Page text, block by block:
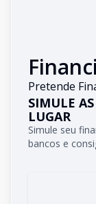
Pretende
SIMULE
LUGAR
Simule seu
bancos e